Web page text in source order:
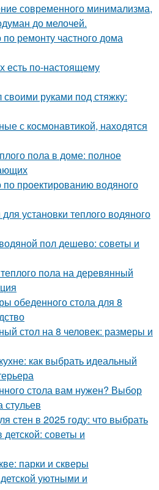
современного минимализма,
до мелочей.
ремонту частного дома
есть по-настоящему
руками под стяжку:
с космонавтикой, находятся
пола в доме: полное
проектированию водяного
установки теплого водяного
пол дешево: советы и
пола на деревянный
обеденного стола для 8
стол на 8 человек: размеры и
как выбрать идеальный
стола вам нужен? Выбор
стульев
стен в 2025 году: что выбрать
детской: советы и
парки и скверы
уютными и